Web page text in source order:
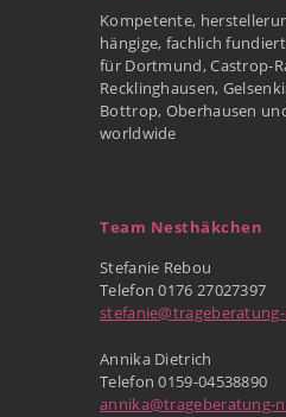
Kompetente,
hängige, fachlich
für Dortmund, Castrop-
Recklinghausen,
Bottrop, Oberhausen
worldwide
Team Nesthäkchen
Stefanie Rebou
Telefon 0176 27027397
Annika Dietrich
Telefon 0159-04538890
annika@trageberatung-